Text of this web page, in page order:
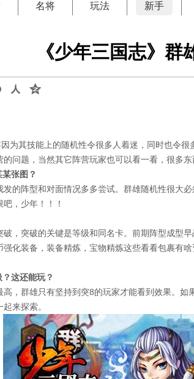
名将 玩法 新手
《少年三国志》群
为其技能上的随机性令很多人着迷，同时也令
问题，当然其它阵营玩家也可以看一看，很多东
张图？
的阵型和对面情况多多尝试。群雄随机性很大
，少年！！！
，突破的关键是等级和同名卡。前期阵型成型早
强化装备，装备精炼，宝物精炼这些看看包裹有
这还能玩？
，群雄只有坚持到突8的玩家才能看到效果。
来探索。